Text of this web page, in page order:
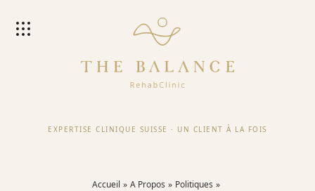
EXPERTISE CLINIQUE SUISSE · UN CLIENT À LA FOIS
Accueil A Propos Politiques